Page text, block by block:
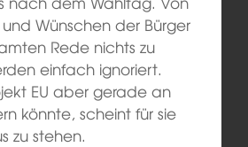
Wünschen der Bürger
Rede nichts zu
einfach ignoriert.
EU aber gerade an
könnte, scheint für sie
zu stehen.